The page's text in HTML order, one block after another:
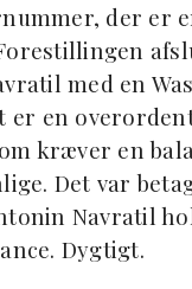
der er
med en
er en
kræver en
Det var
Navratil
Dygtigt.